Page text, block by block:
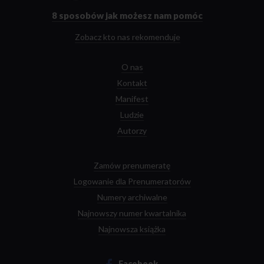
8 sposobów jak możesz nam pomóc
Zobacz kto nas rekomenduje
O nas
Kontakt
Manifest
Ludzie
Autorzy
Zamów prenumeratę
Logowanie dla Prenumeratorów
Numery archiwalne
Najnowszy numer kwartalnika
Najnowsza książka